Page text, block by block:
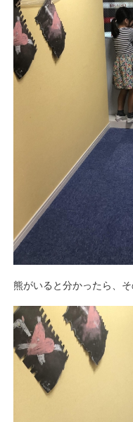
熊がいると分かったら、